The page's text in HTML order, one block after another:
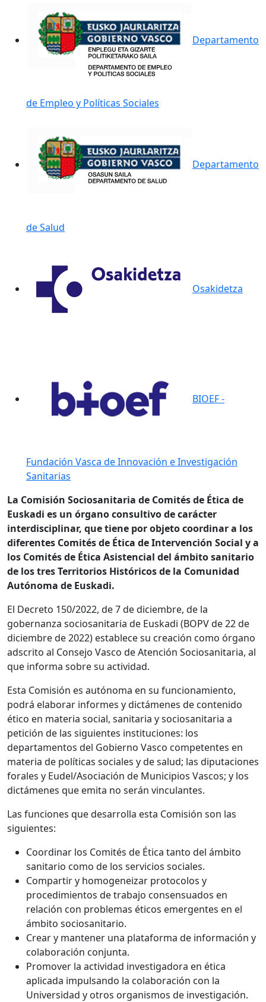
Departamento
de Empleo y Políticas Sociales
Departamento
de Salud
Osakidetza
BIOEF -
Fundación Vasca de Innovación e Investigación
Sanitarias
La Comisión Sociosanitaria de Comités de Ética de
Euskadi es un órgano consultivo de carácter
interdisciplinar, que tiene por objeto coordinar a los
diferentes Comités de Ética de Intervención Social y a
los Comités de Ética Asistencial del ámbito sanitario
de los tres Territorios Históricos de la Comunidad
Autónoma de Euskadi.
El Decreto 150/2022, de 7 de diciembre, de la
gobernanza sociosanitaria de Euskadi (BOPV de 22 de
diciembre de 2022) establece su creación como órgano
adscrito al Consejo Vasco de Atención Sociosanitaria, al
que informa sobre su actividad.
Esta Comisión es autónoma en su funcionamiento,
podrá elaborar informes y dictámenes de contenido
ético en materia social, sanitaria y sociosanitaria a
petición de las siguientes instituciones: los
departamentos del Gobierno Vasco competentes en
materia de políticas sociales y de salud; las diputaciones
forales y Eudel/Asociación de Municipios Vascos; y los
dictámenes que emita no serán vinculantes.
Las funciones que desarrolla esta Comisión son las
siguientes:
Coordinar los Comités de Ética tanto del ámbito
sanitario como de los servicios sociales.
Compartir y homogeneizar protocolos y
procedimientos de trabajo consensuados en
relación con problemas éticos emergentes en el
ámbito sociosanitario.
Crear y mantener una plataforma de información y
colaboración conjunta.
Promover la actividad investigadora en ética
aplicada impulsando la colaboración con la
Universidad y otros organismos de investigación.